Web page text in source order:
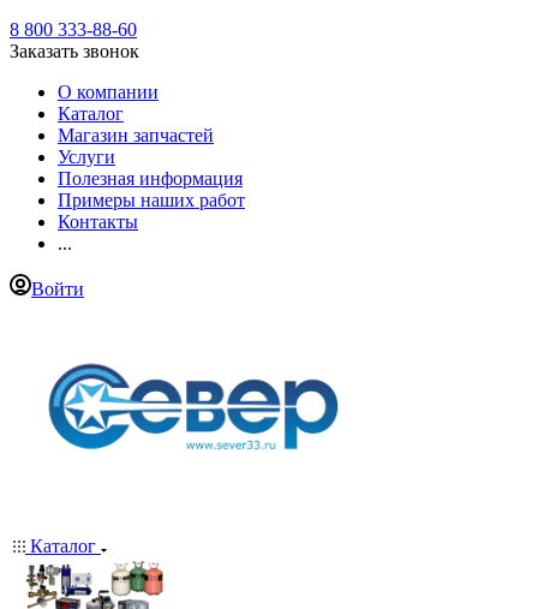
8 800 333-88-60
Заказать звонок
О компании
Каталог
Магазин запчастей
Услуги
Полезная информация
Примеры наших работ
Контакты
...
Войти
Каталог